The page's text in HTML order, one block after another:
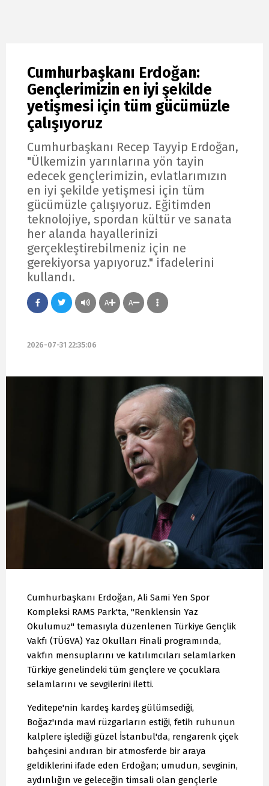
Cumhurbaşkanı Erdoğan:
Gençlerimizin en iyi şekilde
yetişmesi için tüm gücümüzle
çalışıyoruz
Cumhurbaşkanı Recep Tayyip Erdoğan,
"Ülkemizin yarınlarına yön tayin
edecek gençlerimizin, evlatlarımızın
en iyi şekilde yetişmesi için tüm
gücümüzle çalışıyoruz. Eğitimden
teknolojiye, spordan kültür ve sanata
her alanda hayallerinizi
gerçekleştirebilmeniz için ne
gerekiyorsa yapıyoruz." ifadelerini
kullandı.
A A
2026-07-31 22:35:06
Cumhurbaşkanı Erdoğan, Ali Sami Yen Spor
Kompleksi RAMS Park'ta, "Renklensin Yaz
Okulumuz" temasıyla düzenlenen Türkiye Gençlik
Vakfı (TÜGVA) Yaz Okulları Finali programında,
vakfın mensuplarını ve katılımcıları selamlarken
Türkiye genelindeki tüm gençlere ve çocuklara
selamlarını ve sevgilerini iletti.
Yeditepe'nin kardeş kardeş gülümsediği,
Boğaz'ında mavi rüzgarların estiği, fetih ruhunun
kalplere işlediği güzel İstanbul'da, rengarenk çiçek
bahçesini andıran bir atmosferde bir araya
geldiklerini ifade eden Erdoğan; umudun, sevginin,
aydınlığın ve geleceğin timsali olan gençlerle